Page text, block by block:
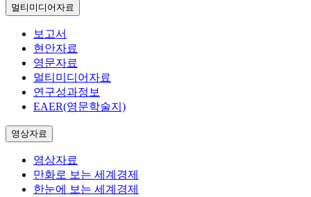
멀티미디어자료
보고서
현안자료
영문자료
멀티미디어자료
연구성과정보
EAER(영문학술지)
영상자료
영상자료
만화로 보는 세계경제
한눈에 보는 세계경제